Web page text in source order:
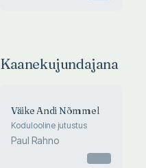
Kaanekujundajana
Väike Andi Nõmmel
Kodulooline jutustus
Paul Rahno